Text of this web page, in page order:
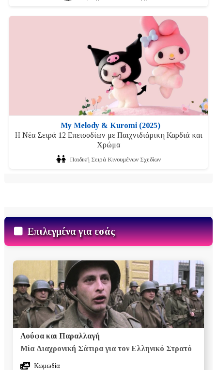
My Melody & Kuromi (2025)
Η Νέα Σειρά 12 Επεισοδίων με Παιχνιδιάρικη Καρδιά και
Χρώμα
Παιδική Σειρά Κινουμένων Σχεδίων
Επιλεγμένα για εσάς
Λούφα και Παραλλαγή
Μία Διαχρονική Σάτιρα για τον Ελληνικό Στρατό
Κωμωδία